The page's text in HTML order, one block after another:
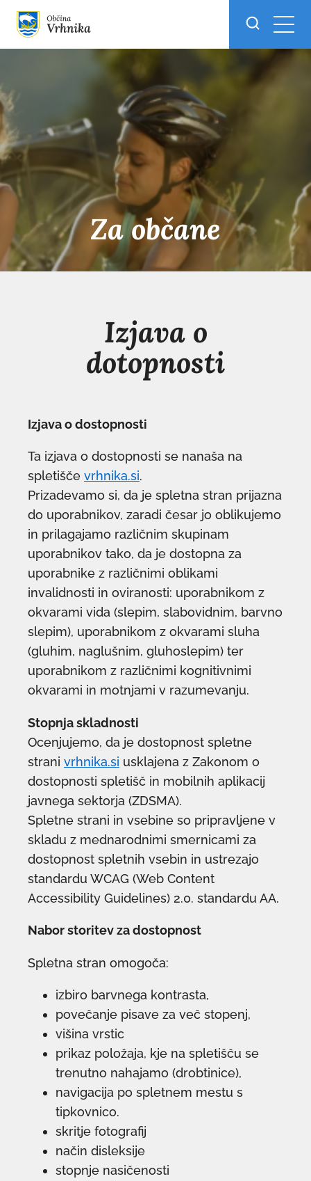
Skoči do osrednje vsebine
Za občane
Izjava o
dotopnosti
Izjava o dostopnosti
Ta izjava o dostopnosti se nanaša na
spletišče vrhnika.si.
Prizadevamo si, da je spletna stran prijazna
do uporabnikov, zaradi česar jo oblikujemo
in prilagajamo različnim skupinam
uporabnikov tako, da je dostopna za
uporabnike z različnimi oblikami
invalidnosti in oviranosti: uporabnikom z
okvarami vida (slepim, slabovidnim, barvno
slepim), uporabnikom z okvarami sluha
(gluhim, naglušnim, gluhoslepim) ter
uporabnikom z različnimi kognitivnimi
okvarami in motnjami v razumevanju.
Stopnja skladnosti
Ocenjujemo, da je dostopnost spletne
strani vrhnika.si usklajena z Zakonom o
dostopnosti spletišč in mobilnih aplikacij
javnega sektorja (ZDSMA).
Spletne strani in vsebine so pripravljene v
skladu z mednarodnimi smernicami za
dostopnost spletnih vsebin in ustrezajo
standardu WCAG (Web Content
Accessibility Guidelines) 2.0. standardu AA.
Nabor storitev za dostopnost
Spletna stran omogoča:
izbiro barvnega kontrasta,
povečanje pisave za več stopenj,
višina vrstic
prikaz položaja, kje na spletišču se
trenutno nahajamo (drobtinice),
navigacija po spletnem mestu s
tipkovnico.
skritje fotografij
način disleksije
stopnje nasičenosti